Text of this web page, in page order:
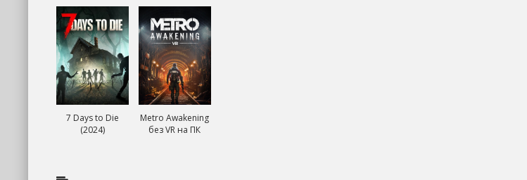
7 Days to Die
(2024)
Metro Awakening
без VR на ПК